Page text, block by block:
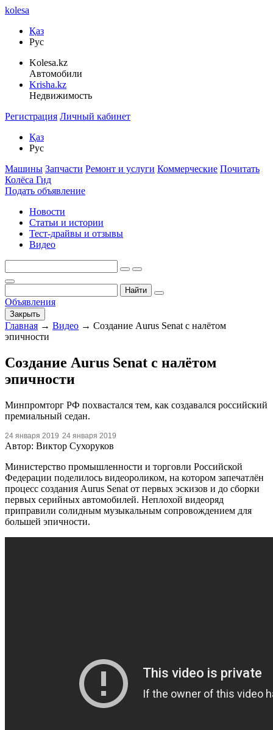
kolesa
Қаз
Рус
Kolesa.kz
Автомобили
Krisha.kz
Недвижимость
Регистрация Личный кабинет
Қаз
Рус
Машины Запчасти Ремонт и услуги Коммерческие Почитать
Колёса Гид
Подать объявление
Новости
Статьи и истории
Тест-драйвы и отзывы
Видео
Найти
Объявления
Закрыть
Главная → Видео → Создание Aurus Senat с налётом
эпичности
Создание Aurus Senat с налётом
эпичности
Минпромторг РФ похвастался тем, как создавался российский
премиальный седан.
24 января 2019 24 января 2019
Автор: Виктор Сухоруков
Министерство промышленности и торговли Российской
Федерации поделилось видеороликом, на котором запечатлён
процесс создания Aurus Senat от первых эскизов и до сборки
первых серийных автомобилей. Неплохой видеоряд
приправили солидным музыкальным сопровождением для
большей эпичности.